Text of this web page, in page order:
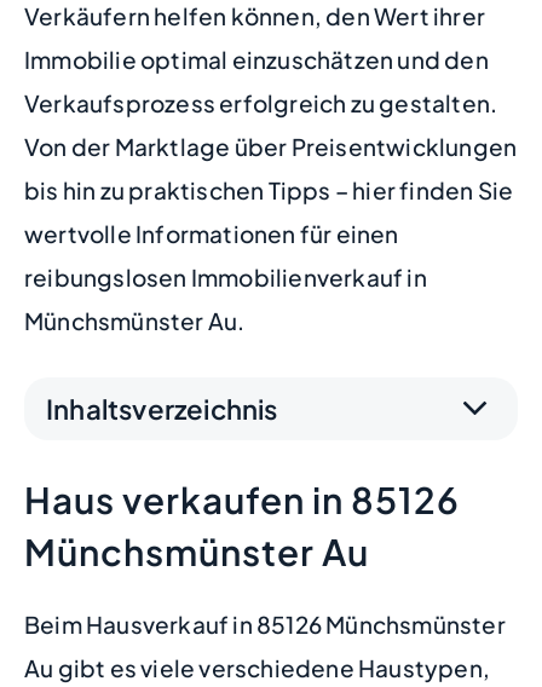
Verkäufern helfen können, den Wert ihrer
Immobilie optimal einzuschätzen und den
Verkaufsprozess erfolgreich zu gestalten.
Von der Marktlage über Preisentwicklungen
bis hin zu praktischen Tipps – hier finden Sie
wertvolle Informationen für einen
reibungslosen Immobilienverkauf in
Münchsmünster Au.
Inhaltsverzeichnis
Haus verkaufen in 85126
Münchsmünster Au
Beim Hausverkauf in 85126 Münchsmünster
Au gibt es viele verschiedene Haustypen,